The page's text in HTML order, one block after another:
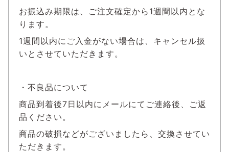
お振込み期限は、ご注文確定から1週間以内とな
ります。
1週間以内にご入金がない場合は、キャンセル扱
いとさせていただきます。
・不良品について
商品到着後7日以内にメールにてご連絡後、ご返
品ください。
商品の破損などがございましたら、交換させてい
ただきます。